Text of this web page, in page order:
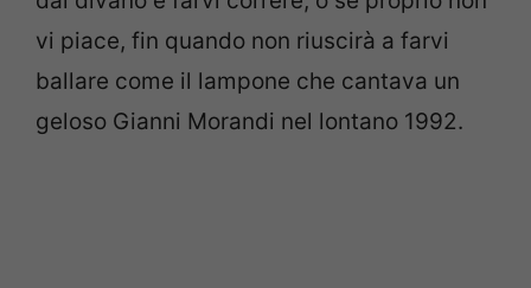
vi piace, fin quando non riuscirà a farvi
ballare come il lampone che cantava un
geloso Gianni Morandi nel lontano 1992.